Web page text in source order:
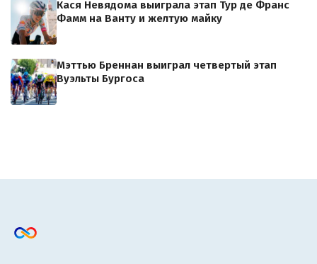
Кася Невядома выиграла этап Тур де Франс
Фамм на Ванту и желтую майку
Мэттью Бреннан выиграл четвертый этап
Вуэльты Бургоса